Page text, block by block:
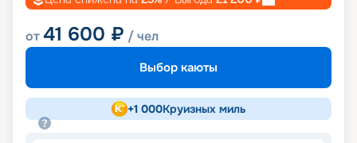
от41 600 ₽ / чел
Выбор каюты
+1 000Круизных миль